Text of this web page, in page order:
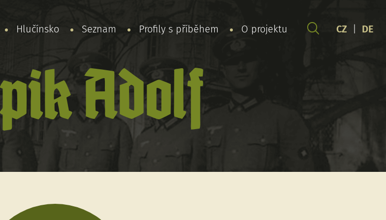
Hlučínsko Seznam Profily s příběhem O projektu CZ DE
Adolf